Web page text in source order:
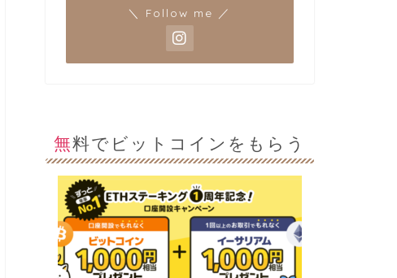
＼ Follow me ／
無料でビットコインをもらう